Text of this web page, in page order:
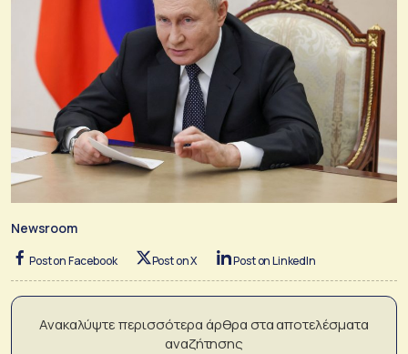
Newsroom
Post on Facebook Post on X Post on LinkedIn
Ανακαλύψτε περισσότερα άρθρα στα αποτελέσματα
αναζήτησης